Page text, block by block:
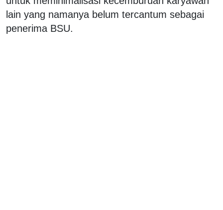
lain yang namanya belum tercantum sebagai
penerima BSU.